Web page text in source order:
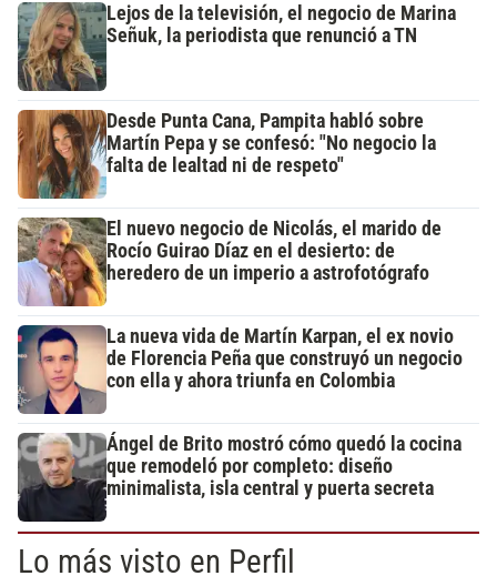
Lejos de la televisión, el negocio de Marina
Señuk, la periodista que renunció a TN
Desde Punta Cana, Pampita habló sobre
Martín Pepa y se confesó: "No negocio la
falta de lealtad ni de respeto"
El nuevo negocio de Nicolás, el marido de
Rocío Guirao Díaz en el desierto: de
heredero de un imperio a astrofotógrafo
La nueva vida de Martín Karpan, el ex novio
de Florencia Peña que construyó un negocio
con ella y ahora triunfa en Colombia
Ángel de Brito mostró cómo quedó la cocina
que remodeló por completo: diseño
minimalista, isla central y puerta secreta
Lo más visto en Perfil